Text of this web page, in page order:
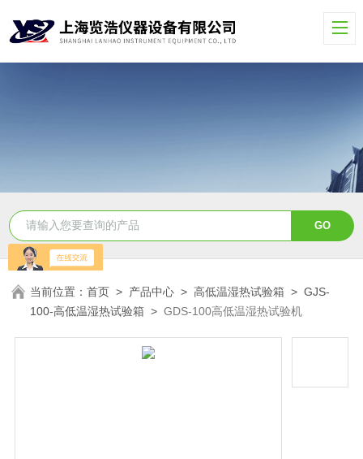
当前位置：首页 > 产品中心 >高低温湿热试验箱 >GJS-
100-高低温湿热试验箱 >GDS-100高低温湿热试验机